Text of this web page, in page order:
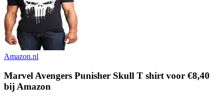
Amazon.nl
Marvel Avengers Punisher Skull T shirt voor €8,40
bij Amazon